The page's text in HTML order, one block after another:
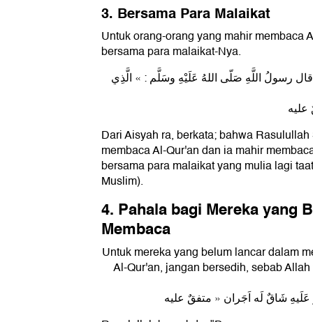
3. Bersama Para Malaikat
Untuk orang-orang yang mahir membaca
bersama para malaikat-Nya.
رسولُ اللَّهِ صَلّى اللهُ عَلَيْهِ وسَلَّم : « الَّذِي
Dari Aisyah ra, berkata; bahwa
membaca Al-Qur'an dan ia mahir
bersama para malaikat yang mulia lagi
Muslim).
4. Pahala bagi Mereka yang
Membaca
Untuk mereka yang belum lancar dalam
Al-Qur'an, jangan bersedih, sebab
عَلَيهِ شَاقٌ لَه اَجَران » متفقٌ عليه